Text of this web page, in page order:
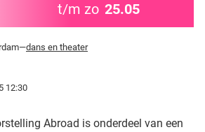
t/m zo 25.05
dans en theater
12:30
Abroad is onderdeel van een